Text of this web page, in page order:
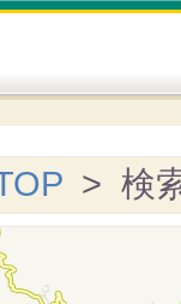
> 検